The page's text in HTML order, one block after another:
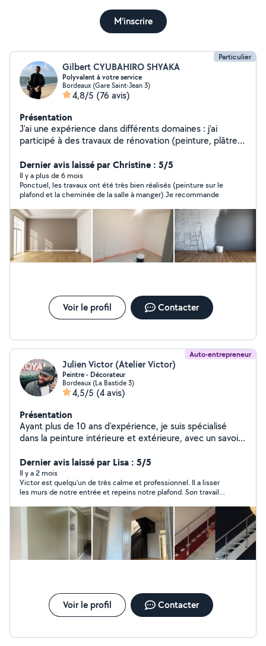
M'inscrire
Particulier
Gilbert CYUBAHIRO SHYAKA
Polyvalent à votre service
Bordeaux (Gare Saint-Jean 3)
4,8/5 (76 avis)
Présentation
J'ai une expérience dans différents domaines : j'ai
participé à des travaux de rénovation (peinture, plâtre
dans des déménagements et peux porter des charges
lourdes ; j'ai aussi travaillé comme manoeuvre dans le
bâtiment, et j'ai effectué de grands ménages après
travaux ou déménagements. Je commence dans le Site
Allo Voisins , et suis prêt à vous faire profiter de mon
énergie, mon dynamisme, et mes compétences.
Dernier avis laissé par Christine : 5/5
Il y a plus de 6 mois
Ponctuel, les travaux ont été très bien réalisés (peinture sur le
plafond et la cheminée de la salle à manger) Je recommande
Voir le profil Contacter
Auto-entrepreneur
Julien Victor (Atelier Victor)
Peintre - Décorateur
Bordeaux (La Bastide 3)
4,5/5 (4 avis)
Présentation
Ayant plus de 10 ans d'expérience, je suis spécialisé
dans la peinture intérieure et extérieure, avec un savoir-
gamme. Mon travail se distingue par des finitions
précises et soignées, ainsi qu'une intervention rapide et
propre. Je peux également vous accompagner dans le
choix des couleurs afin de trouver les teintes les plus
adaptées à votre intérieur et à vos envies. Sérieux,
rigoureux et à l'écoute, je mets mon expérience à votre
service pour des résultats de qualité. Disponible sur
Bordeaux et sa région. (Speaking fluently English for any
foreigner customers)
Dernier avis laissé par Lisa : 5/5
Il y a 2 mois
Victor est quelqu'un de très calme et professionnel. Il a lisser
les murs de notre entrée et repeins notre plafond. Son travail
rendu soit parfait. Je referai appel a lui et le recommande
Voir le profil Contacter